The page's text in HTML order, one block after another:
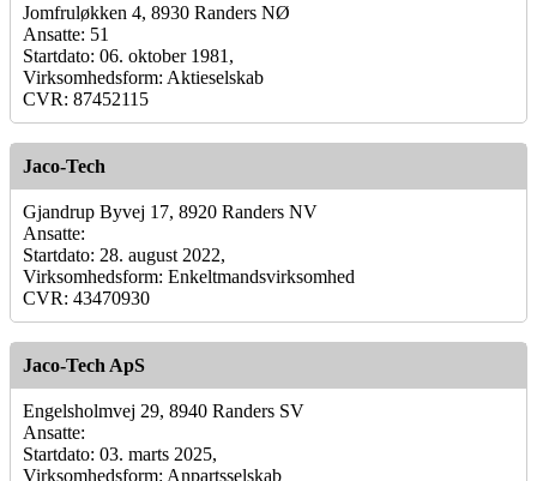
Jomfruløkken 4, 8930 Randers NØ
Ansatte: 51
Startdato: 06. oktober 1981,
Virksomhedsform: Aktieselskab
CVR: 87452115
Jaco-Tech
Gjandrup Byvej 17, 8920 Randers NV
Ansatte:
Startdato: 28. august 2022,
Virksomhedsform: Enkeltmandsvirksomhed
CVR: 43470930
Jaco-Tech ApS
Engelsholmvej 29, 8940 Randers SV
Ansatte:
Startdato: 03. marts 2025,
Virksomhedsform: Anpartsselskab